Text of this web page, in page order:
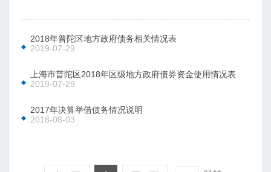
2018年普陀区地方政府债务相关情况表
2019-07-29
上海市普陀区2018年区级地方政府债券资金使用情况表
2019-07-29
2017年决算举借债务情况说明
2018-08-03